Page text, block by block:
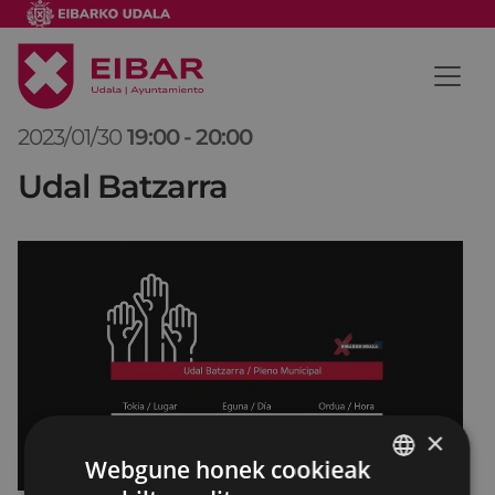
2023/01/30 19:00 -20:00
Udal Batzarra
×
Webgune honek cookieak